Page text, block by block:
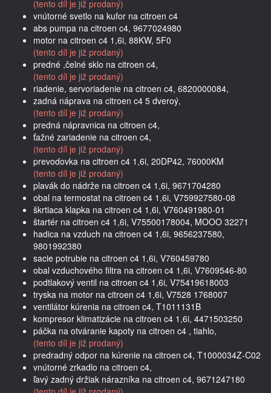
(tento díl je již prodaný)
vnútorné svetlo na kufor na citroen c4
abs pumpa na citroen c4, 9677024980
motor na citroen c4 1,6i, 88KW, 5F0
(tento díl je již prodaný)
predné ,čelné sklo na citroen c4,
(tento díl je již prodaný)
riadenie, servoriadenie na citroen c4, 6820000084,
zadná náprava na citroen c4 5 dveroý,
(tento díl je již prodaný)
predná nápravnica na citroen c4,
ťažné zariadenie na citroen c4,
(tento díl je již prodaný)
prevodovka na citroen c4 1,6i, 20DP42, 76000KM
(tento díl je již prodaný)
plavák do nádrže na citroen c4 1,6i, 9671704280
obal na termostat na citroen c4 1,6i, V759927580-08
škrtiaca klapka na citroen c4 1,6i, V760491980-01
štartér na citroen c4 1,6i, V75500178004, MOOO 32271
hadica na vzduch na citroen c4 1,6i, 9656237580,
9801992380
sacie potrubie na citroen c4 1,6i, V760459780
obal vzduchového filtra na citroen c4 1,6i, V7609546-80
podtlakový ventil na citroen c4 1,6i, V75419618003
tryska na motor na citroen c4 1,6i, V7528 1768007
ventilátor kúrenia na citroen c4, T1011131B
kompresor klimatizácie na citroen c4 1,6i, 4471503250
páčka na otváranie kapoty na citroen c4 , tiahlo,
(tento díl je již prodaný)
predradný odpor na kúrenie na citroen c4, T1000034Z-C02
vnútorné zrkadlo na citroen c4,
ľavý zadný držiak nárazníka na citroen c4, 9671247180